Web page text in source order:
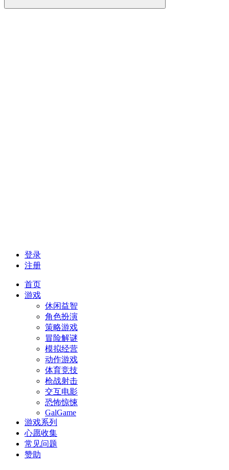
登录
注册
首页
游戏
休闲益智
角色扮演
策略游戏
冒险解谜
模拟经营
动作游戏
体育竞技
枪战射击
交互电影
恐怖惊悚
GalGame
游戏系列
心愿收集
常见问题
赞助